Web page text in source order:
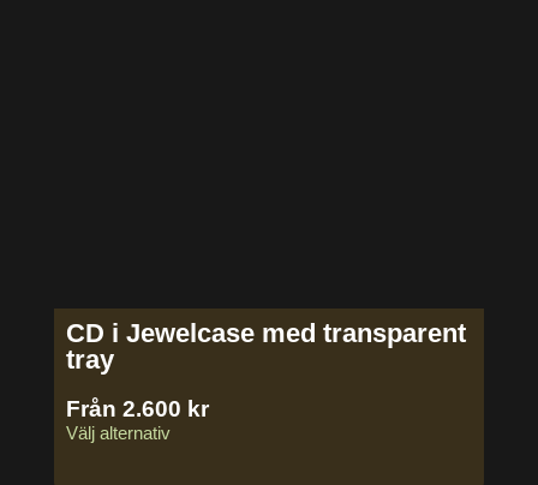
CD i Jewelcase med transparent
tray
Från 2.600 kr
Välj alternativ